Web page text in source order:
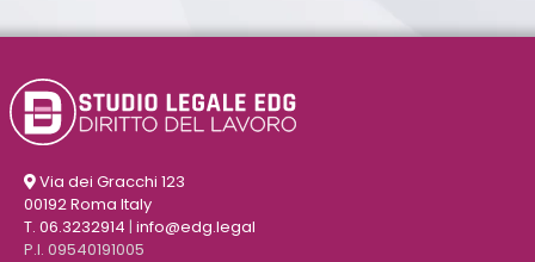
Via dei Gracchi 123
00192 Roma Italy
T. 06.3232914 | info@edg.legal
P.I. 09540191005